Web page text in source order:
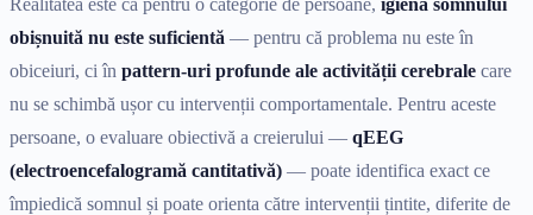
obișnuită nu este suficientă — pentru că problema nu este în
obiceiuri, ci în pattern-uri profunde ale activității cerebrale care
nu se schimbă ușor cu intervenții comportamentale. Pentru aceste
persoane, o evaluare obiectivă a creierului — qEEG
(electroencefalogramă cantitativă) — poate identifica exact ce
împiedică somnul și poate orienta către intervenții țintite, diferite de